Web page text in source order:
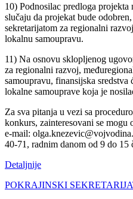
10) Podnosilac predloga projekta
slučaju da projekat bude
sekretarijatom za regionalni
lokalnu samoupravu.
11) Na osnovu sklopljenog
za regionalni razvoj,
samoupravu, finansijska
lokalne samouprave koja je
Za sva pitanja u vezi sa
konkurs, zainteresovani se mogu
e-mail:
40-71, radnim danom od 9 do 15
Detaljnije
POKRAJINSKI